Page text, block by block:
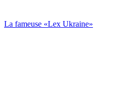
La fameuse «Lex Ukraine»